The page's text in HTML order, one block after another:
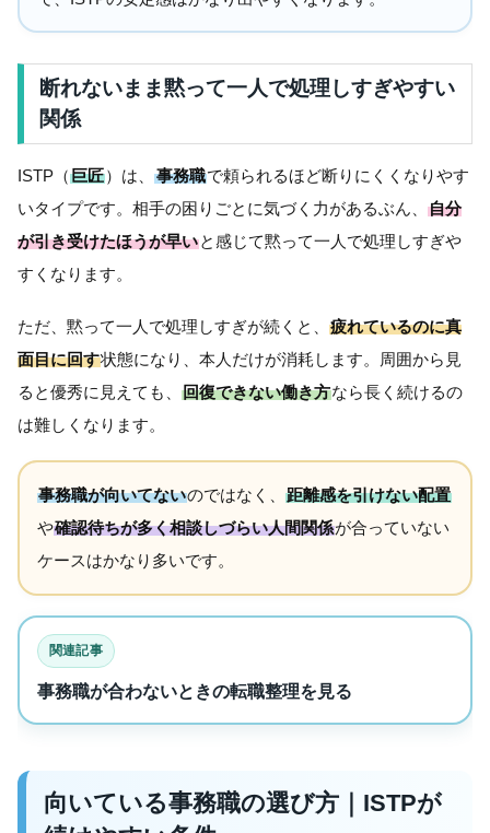
断れないまま黙って一人で処理しすぎやすい
関係
ISTP（巨匠）は、事務職で頼られるほど断りにくくなりやす
いタイプです。相手の困りごとに気づく力があるぶん、 自分
が引き受けたほうが早いと感じて黙って一人で処理しすぎや
すくなります。
ただ、黙って一人で処理しすぎが続くと、 疲れているのに真
面目に回す状態になり、本人だけが消耗します。周囲から見
ると優秀に見えても、 回復できない働き方なら長く続けるの
は難しくなります。
事務職が向いてないのではなく、 距離感を引けない配置
や確認待ちが多く相談しづらい人間関係が合っていない
ケースはかなり多いです。
関連記事
事務職が合わないときの転職整理を見る
向いている事務職の選び方｜ISTPが